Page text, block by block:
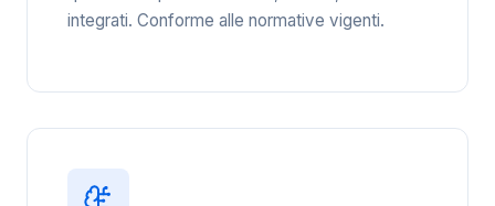
integrati. Conforme alle normative vigenti.